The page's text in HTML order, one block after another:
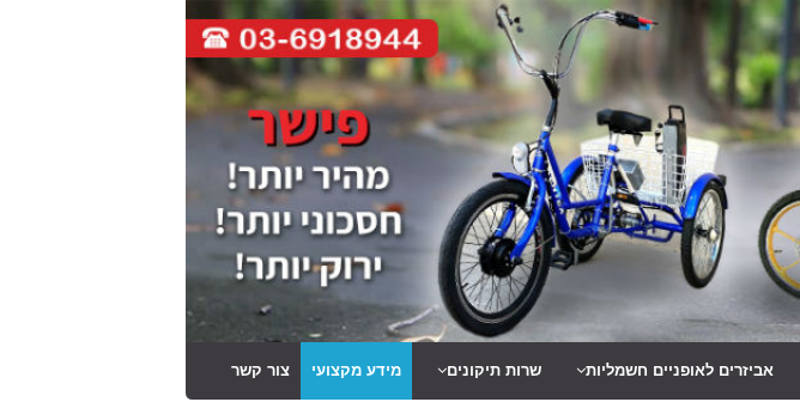
אביזרים לאופניים חשמליות שרות תיקונים מידע מקצועי צור קשר